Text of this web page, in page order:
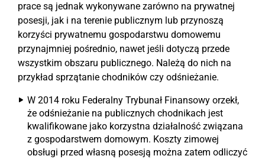
prace są jednak wykonywane zarówno na prywatnej
posesji, jak i na terenie publicznym lub przynoszą
korzyści prywatnemu gospodarstwu domowemu
przynajmniej pośrednio, nawet jeśli dotyczą przede
wszystkim obszaru publicznego. Należą do nich na
przykład sprzątanie chodników czy odśnieżanie.
W 2014 roku Federalny Trybunał Finansowy orzekł,
że odśnieżanie na publicznych chodnikach jest
kwalifikowane jako korzystna działalność związana
z gospodarstwem domowym. Koszty zimowej
obsługi przed własną posesją można zatem odliczyć